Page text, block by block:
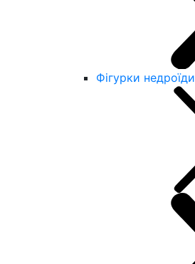
Фігурки недроїди